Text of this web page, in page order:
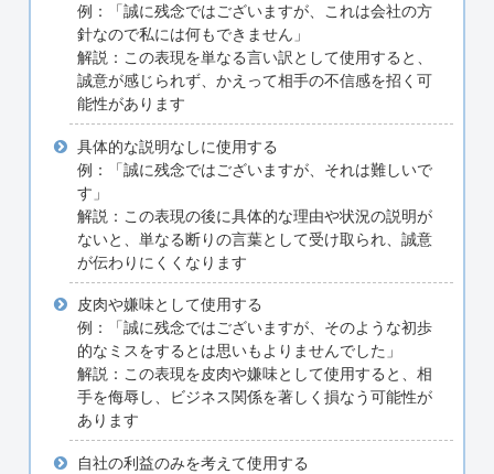
例：「誠に残念ではございますが、これは会社の方
針なので私には何もできません」
解説：この表現を単なる言い訳として使用すると、
誠意が感じられず、かえって相手の不信感を招く可
能性があります
具体的な説明なしに使用する
例：「誠に残念ではございますが、それは難しいで
す」
解説：この表現の後に具体的な理由や状況の説明が
ないと、単なる断りの言葉として受け取られ、誠意
が伝わりにくくなります
皮肉や嫌味として使用する
例：「誠に残念ではございますが、そのような初歩
的なミスをするとは思いもよりませんでした」
解説：この表現を皮肉や嫌味として使用すると、相
手を侮辱し、ビジネス関係を著しく損なう可能性が
あります
自社の利益のみを考えて使用する